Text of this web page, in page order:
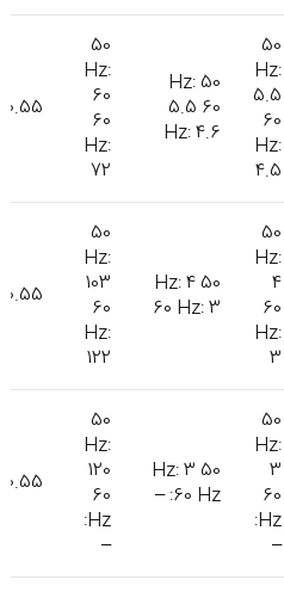
50
Hz:
5.5
60
Hz:
4.5
50 Hz:
5.5 60
Hz: 4.6
50
Hz:
60
60
Hz:
72
0.55
50
Hz:
4
60
Hz:
3
50 Hz: 4
60 Hz: 3
50
Hz:
103
60
Hz:
122
0.55
50
Hz:
3
60
Hz:
–
50 Hz: 3
60 Hz: –
50
Hz:
120
60
Hz:
–
0.55